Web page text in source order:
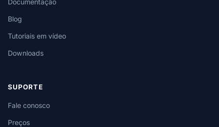
Documentação
Blog
Tutoriais em vídeo
Downloads
SUPORTE
Fale conosco
Preços